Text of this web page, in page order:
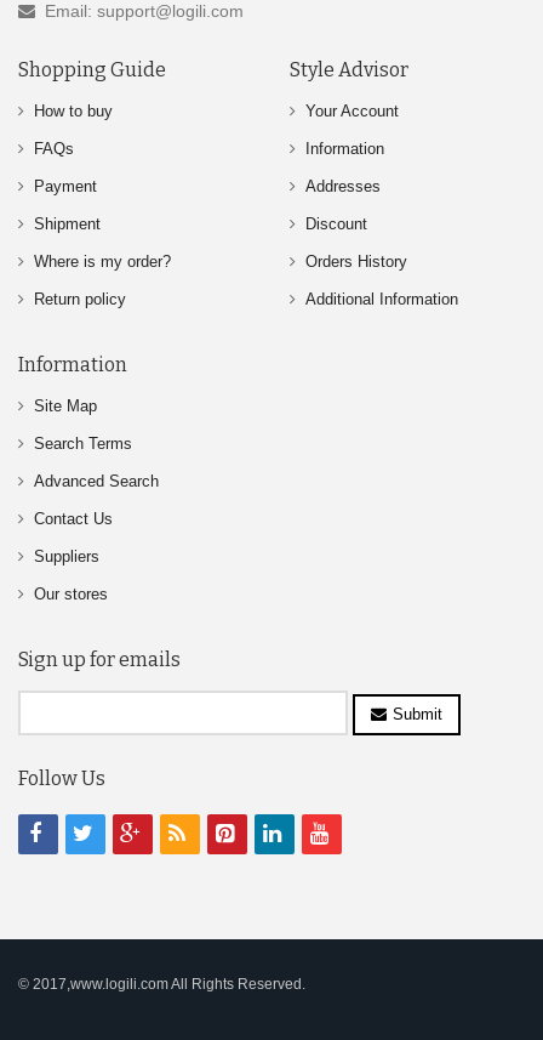
Email: support@logili.com
Shopping Guide
How to buy
FAQs
Payment
Shipment
Where is my order?
Return policy
Style Advisor
Your Account
Information
Addresses
Discount
Orders History
Additional Information
Information
Site Map
Search Terms
Advanced Search
Contact Us
Suppliers
Our stores
Sign up for emails
Submit
Follow Us
© 2017,www.logili.com All Rights Reserved.